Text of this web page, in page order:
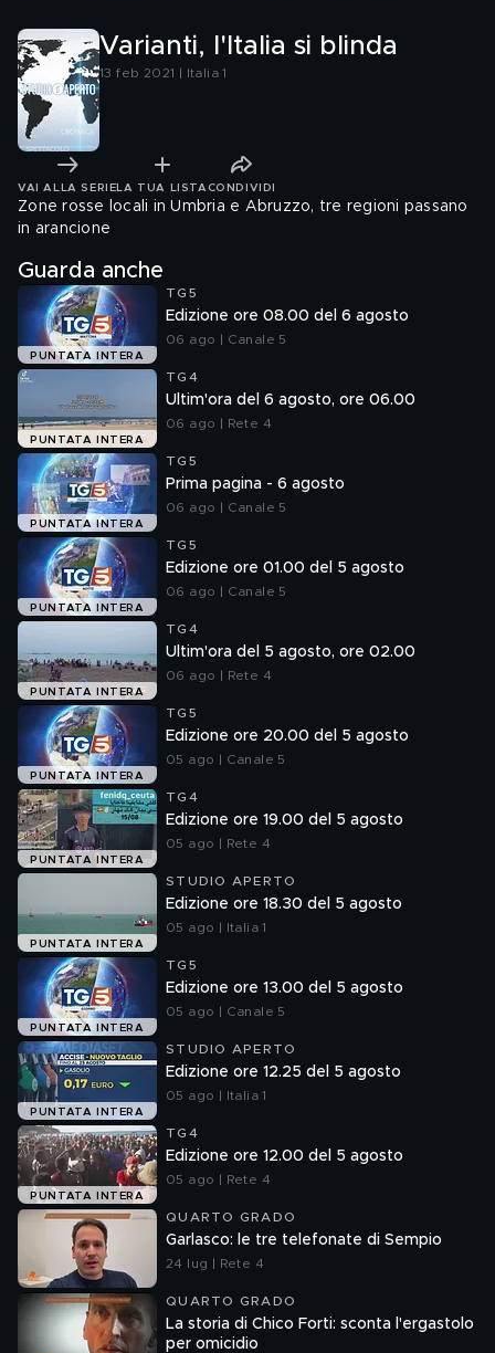
Varianti, l'Italia si blinda
13 feb 2021 | Italia 1
VAI ALLA SERIE LA TUA LISTA CONDIVIDI
Zone rosse locali in Umbria e Abruzzo, tre regioni passano
in arancione
Guarda anche
PUNTATA INTERA
TG5
Edizione ore 08.00 del 6 agosto
06 ago | Canale 5
PUNTATA INTERA
TG4
Ultim'ora del 6 agosto, ore 06.00
06 ago | Rete 4
PUNTATA INTERA
TG5
Prima pagina - 6 agosto
06 ago | Canale 5
PUNTATA INTERA
TG5
Edizione ore 01.00 del 5 agosto
06 ago | Canale 5
PUNTATA INTERA
TG4
Ultim'ora del 5 agosto, ore 02.00
06 ago | Rete 4
PUNTATA INTERA
TG5
Edizione ore 20.00 del 5 agosto
05 ago | Canale 5
PUNTATA INTERA
TG4
Edizione ore 19.00 del 5 agosto
05 ago | Rete 4
PUNTATA INTERA
STUDIO APERTO
Edizione ore 18.30 del 5 agosto
05 ago | Italia 1
PUNTATA INTERA
TG5
Edizione ore 13.00 del 5 agosto
05 ago | Canale 5
PUNTATA INTERA
STUDIO APERTO
Edizione ore 12.25 del 5 agosto
05 ago | Italia 1
PUNTATA INTERA
TG4
Edizione ore 12.00 del 5 agosto
05 ago | Rete 4
QUARTO GRADO
Garlasco: le tre telefonate di Sempio
24 lug | Rete 4
QUARTO GRADO
La storia di Chico Forti: sconta l'ergastolo
per omicidio